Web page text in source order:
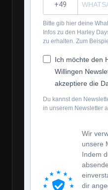
Bitte gib hier deine
Infos zu den Harley
zu erhalten. Zum
Ich möchte den
Willingen
akzeptiere die
Du kannst den
in unserem Newsletter
Wir
unsere
Indem
dir